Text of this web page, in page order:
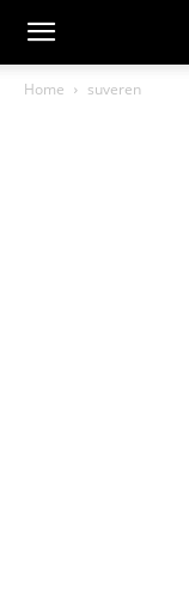
Dragana
Home suveren